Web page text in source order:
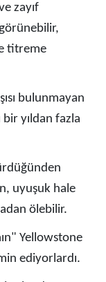
zayıf
titreme
bulunmayan
bir yıldan fazla
uyuşuk hale
ölebilir.
Yellowstone
ediyorlardı.